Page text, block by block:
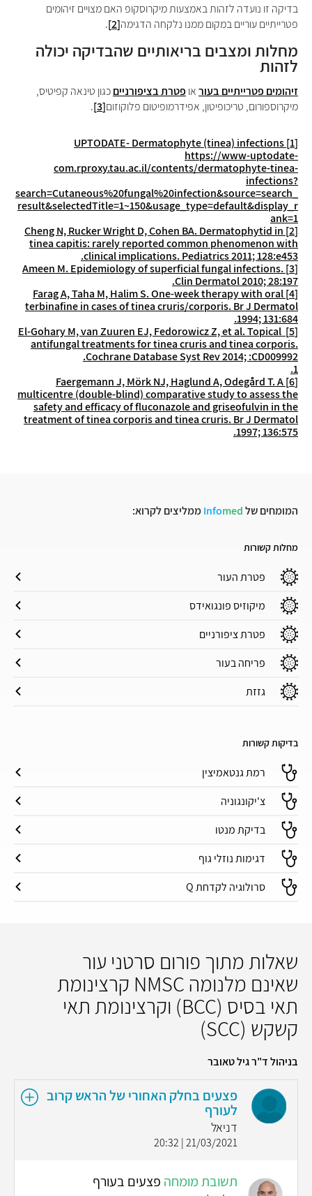
בדיקה זו נועדה לזהות באמצעות מיקרוסקופ האם מצויים זיהומים
פטרייתיים עוריים במקום ממנו נלקחה הדגימה[2]
.
מחלות ומצבים בריאותיים שהבדיקה יכולה
לזהות
זיהומים פטרייתיים בעוראו פטרת בציפורנייםכגון טינאה קפיטיס,
מיקרוספורום, טריכופיטון, אפידרמופיטום פלוקוזום[3]
.
[1]
-Dermatophyte (tinea) infections
https://www-uptodate-
com.rproxy.tau.ac.il/contents/dermatophyte-tinea-
infections?
search=Cutaneous%20fungal%20infection&source=search_
result&selectedTitle=1~150&usage_type=default&display_r
ank=1
[2]
Cheng N, Rucker Wright D, Cohen BA. Dermatophytid in
tinea capitis: rarely reported common phenomenon with
clinical implications. Pediatrics 2011; 128:e453.
[3]
Ameen M. Epidemiology of superficial fungal infections.
Clin Dermatol 2010; 28:197.
[4]
Farag A, Taha M, Halim S. One-week therapy with oral
terbinafine in cases of tinea cruris/corporis. Br J Dermatol
1994; 131:684.
[5]
El-Gohary M, van Zuuren EJ, Fedorowicz Z, et al. Topical
antifungal treatments for tinea cruris and tinea corporis.
Cochrane Database Syst Rev 2014; :CD009992.
1.
[6]
Faergemann J, Mörk NJ, Haglund A, Odegård T. A
multicentre (double-blind) comparative study to assess the
safety and efficacy of fluconazole and griseofulvin in the
treatment of tinea corporis and tinea cruris. Br J Dermatol
1997; 136:575.
המומחים של Infomed ממליצים לקרוא:
מחלות קשורות
פטרת העור
מיקוזיס פונגואידס
פטרת ציפורניים
פריחה בעור
גזזת
בדיקות קשורות
רמת גנטאמיצין
צ'יקונגוניה
בדיקת מנטו
דגימות נוזלי גוף
סרולוגיה לקדחת Q
שאלות מתוך פורום סרטני עור
שאינם מלנומה NMSC קרצינומת
תאי בסיס (BCC) וקרצינומת תאי
קשקש (SCC)
בניהול ד"ר גיל טאובר
פצעים בחלק האחורי של הראש קרוב
לעורף
דניאל
21/03/2021 | 20:32
תשובת מומחה פצעים בעורף